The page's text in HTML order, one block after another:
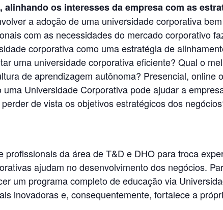
os interesses da empresa com as
a adoção de uma universidade corporativa
com as necessidades do mercado corporativo
corporativa como uma estratégia de
uma universidade corporativa eficiente? Qual o
de aprendizagem autônoma? Presencial, online
Universidade Corporativa pode ajudar a
de vista os objetivos estratégicos dos
profissionais da área de T&D e DHO para troca
ajudam no desenvolvimento dos negócios.
um programa completo de educação via
inovadoras e, consequentemente, fortalece a